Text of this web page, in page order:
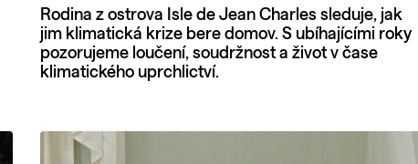
Rodina z ostrova Isle de Jean Charles sleduje, jak
jim klimatická krize bere domov. S ubíhajícími roky
pozorujeme loučení, soudržnost a život v čase
klimatického uprchlictví.